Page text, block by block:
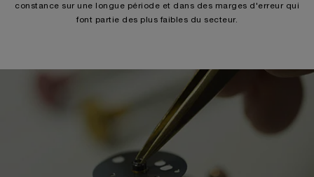
constance sur une longue période et dans des marges d'erreur qui
font partie des plus faibles du secteur.